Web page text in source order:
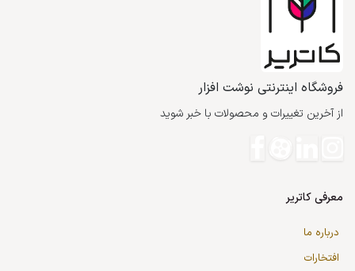
فروشگاه اینترنتی نوشت افزار
از آخرین تغییرات و محصولات با خبر شوید
معرفی کاتریر
درباره ما
افتخارات